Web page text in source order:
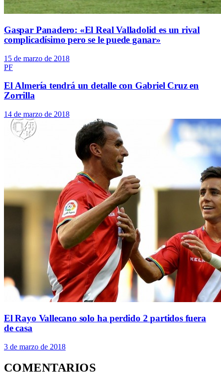
Gaspar Panadero: «El Real Valladolid es un rival
complicadísimo pero se le puede ganar»
15 de marzo de 2018
PF
El Almería tendrá un detalle con Gabriel Cruz en
Zorrilla
14 de marzo de 2018
El Rayo Vallecano solo ha perdido 2 partidos fuera
de casa
3 de marzo de 2018
COMENTARIOS